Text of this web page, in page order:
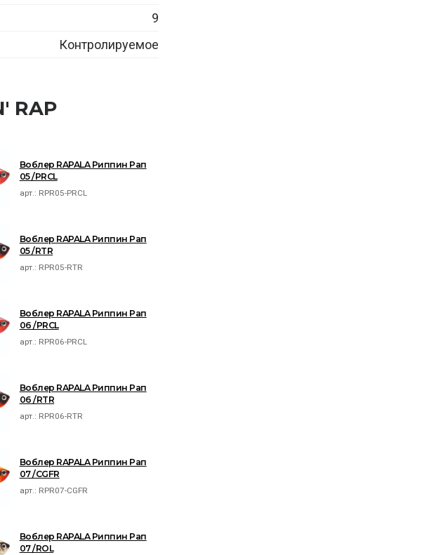
9
Контролируемое
RAP
Воблер RAPALA Риппин Рап
05 /PRCL
арт.: RPR05-PRCL
Воблер RAPALA Риппин Рап
05 /RTR
арт.: RPR05-RTR
Воблер RAPALA Риппин Рап
06 /PRCL
арт.: RPR06-PRCL
Воблер RAPALA Риппин Рап
06 /RTR
арт.: RPR06-RTR
Воблер RAPALA Риппин Рап
07 /CGFR
арт.: RPR07-CGFR
Воблер RAPALA Риппин Рап
07 /ROL